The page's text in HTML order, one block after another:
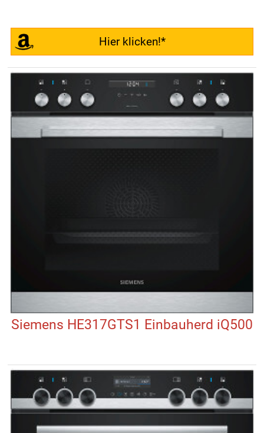
Hier klicken!*
Siemens HE317GTS1 Einbauherd iQ500